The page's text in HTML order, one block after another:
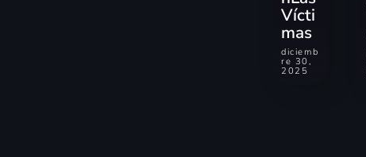
Vícti
mas
diciemb
re 30,
2025